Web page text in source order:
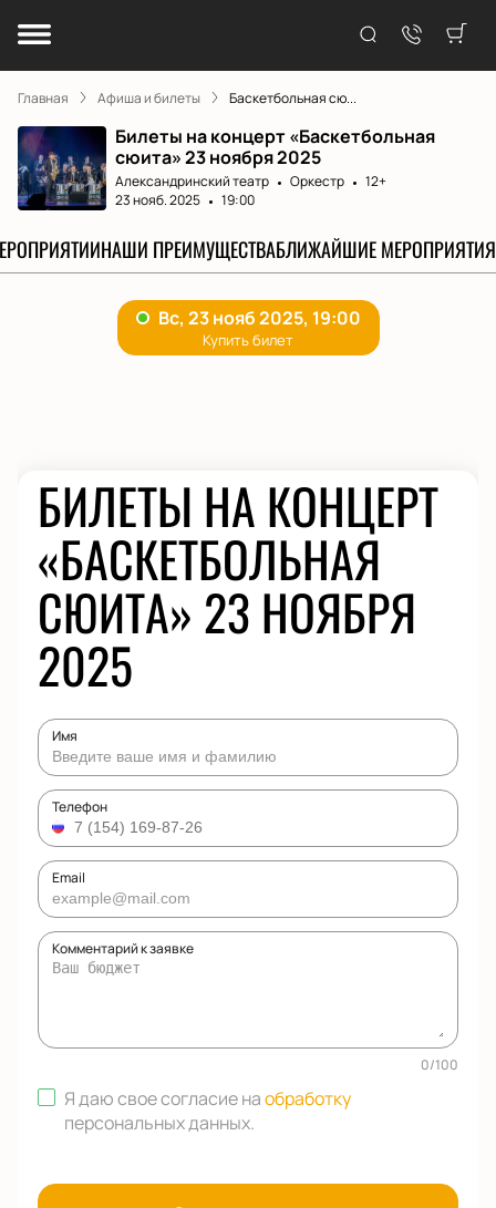
Главная Афиша и билеты Баскетбольная сю...
Билеты на концерт «Баскетбольная
сюита» 23 ноября 2025
Александринский театр Оркестр
12+
23 нояб. 2025
19:00
НАШИ ПРЕИМУЩЕСТВАБЛИЖАЙШИЕ МЕРОПРИЯТИЯ
БИЛЕТЫ НА КОНЦЕРТ
«БАСКЕТБОЛЬНАЯ
СЮИТА» 23 НОЯБРЯ
2025
Имя
Телефон
Email
Комментарий к заявке
0/100
Я даю свое согласие наобработку
персональных данных.